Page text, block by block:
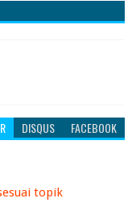
DISQUS FACEBOOK
topik